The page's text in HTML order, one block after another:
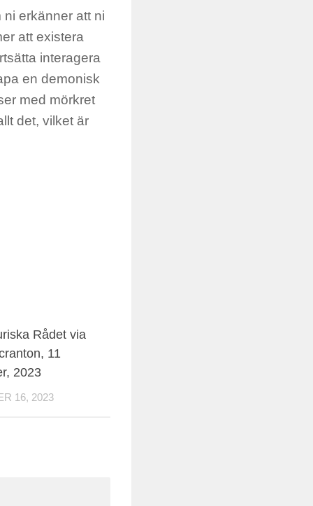
erkänner att ni
att existera
interagera
en demonisk
med mörkret
det, vilket är
Rådet via
11
2023
16, 2023